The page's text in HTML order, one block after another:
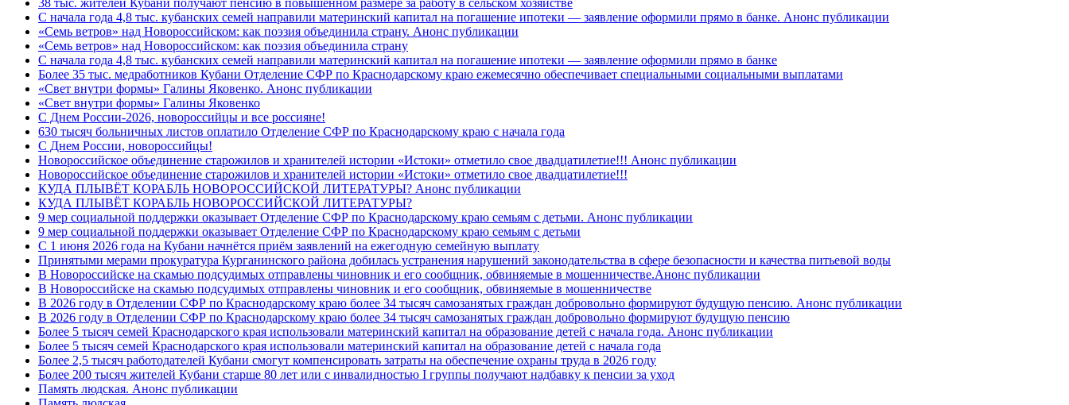
38 тыс. жителей Кубани получают пенсию в повышенном размере за работу в сельском хозяйстве
С начала года 4,8 тыс. кубанских семей направили материнский капитал на погашение ипотеки — заявление оформили прямо в банке. Анонс публикации
«Семь ветров» над Новороссийском: как поэзия объединила страну. Анонс публикации
«Семь ветров» над Новороссийском: как поэзия объединила страну
С начала года 4,8 тыс. кубанских семей направили материнский капитал на погашение ипотеки — заявление оформили прямо в банке
Более 35 тыс. медработников Кубани Отделение СФР по Краснодарскому краю ежемесячно обеспечивает специальными социальными выплатами
«Свет внутри формы» Галины Яковенко. Анонс публикации
«Свет внутри формы» Галины Яковенко
C Днем России-2026, новороссийцы и все россияне!
630 тысяч больничных листов оплатило Отделение СФР по Краснодарскому краю с начала года
C Днем России, новороссийцы!
Новороссийское объединение старожилов и хранителей истории «Истоки» отметило свое двадцатилетие!!! Анонс публикации
Новороссийское объединение старожилов и хранителей истории «Истоки» отметило свое двадцатилетие!!!
КУДА ПЛЫВЁТ КОРАБЛЬ НОВОРОССИЙСКОЙ ЛИТЕРАТУРЫ? Анонс публикации
КУДА ПЛЫВЁТ КОРАБЛЬ НОВОРОССИЙСКОЙ ЛИТЕРАТУРЫ?
9 мер социальной поддержки оказывает Отделение СФР по Краснодарскому краю семьям с детьми. Анонс публикации
9 мер социальной поддержки оказывает Отделение СФР по Краснодарскому краю семьям с детьми
С 1 июня 2026 года на Кубани начнётся приём заявлений на ежегодную семейную выплату
Принятыми мерами прокуратура Курганинского района добилась устранения нарушений законодательства в сфере безопасности и качества питьевой воды
В Новороссийске на скамью подсудимых отправлены чиновник и его сообщник, обвиняемые в мошенничестве.Анонс публикации
В Новороссийске на скамью подсудимых отправлены чиновник и его сообщник, обвиняемые в мошенничестве
В 2026 году в Отделении СФР по Краснодарскому краю более 34 тысяч самозанятых граждан добровольно формируют будущую пенсию. Анонс публикации
В 2026 году в Отделении СФР по Краснодарскому краю более 34 тысяч самозанятых граждан добровольно формируют будущую пенсию
Более 5 тысяч семей Краснодарского края использовали материнский капитал на образование детей с начала года. Анонс публикации
Более 5 тысяч семей Краснодарского края использовали материнский капитал на образование детей с начала года
Более 2,5 тысяч работодателей Кубани смогут компенсировать затраты на обеспечение охраны труда в 2026 году
Более 200 тысяч жителей Кубани старше 80 лет или с инвалидностью I группы получают надбавку к пенсии за уход
Память людская. Анонс публикации